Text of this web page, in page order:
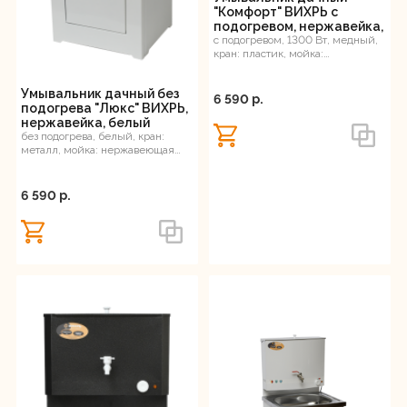
Умывальник дачный без
подогрева "Люкс" ВИХРЬ,
нержавейка, белый
без подогрева, белый, кран:
металл, мойка: нержавеющая
6 590 p.
"Комфорт" ВИХРЬ с
подогревом, нержавейка,
медь
с подогревом, 1300 Вт, медный,
кран: пластик, мойка:
6 590 p.